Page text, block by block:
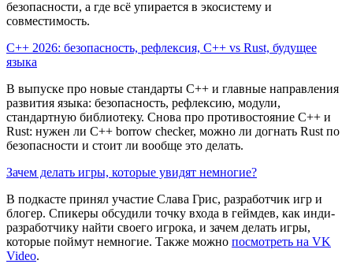
безопасности, а где всё упирается в экосистему и
совместимость.
C++ 2026: безопасность, рефлексия, C++ vs Rust, будущее
языка
В выпуске про новые стандарты C++ и главные направления
развития языка: безопасность, рефлексию, модули,
стандартную библиотеку. Снова про противостояние C++ и
Rust: нужен ли C++ borrow checker, можно ли догнать Rust по
безопасности и стоит ли вообще это делать.
Зачем делать игры, которые увидят немногие?
В подкасте принял участие Слава Грис, разработчик игр и
блогер. Спикеры обсудили точку входа в геймдев, как инди-
разработчику найти своего игрока, и зачем делать игры,
которые поймут немногие. Также можно посмотреть на VK
Video.